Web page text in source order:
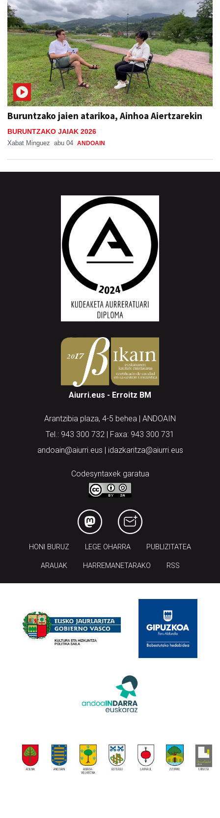
Buruntzako jaien atarikoa, Ainhoa Aiertzarekin
BURUNTZAKO JAIAK 2026
Xabat Minguez abu 04 ANDOAIN
Aiurri.eus - Erroitz BM
Arantzibia plaza, 4-5 behea | ANDOAIN
Tel.: 943 300 732 | Faxa: 943 300 731
andoain@aiurri.eus | idazkaritza@aiurri.eus
Codesyntaxek garatua
HONI BURUZ LEGE OHARRA PUBLIZITATEA
ARAUAK HARREMANETARAKO RSS